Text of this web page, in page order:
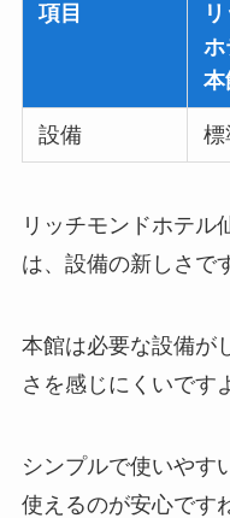
項目
ホ
本
設備 標
リッチモンドホテル
は、設備の新しさで
本館は必要な設備が
さを感じにくいです
シンプルで使いやす
使えるのが安心です